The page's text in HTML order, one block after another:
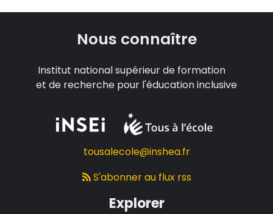
Nous connaître
Institut national supérieur de formation
et de recherche pour l'éducation inclusive
tousalecole@inshea.fr
S'abonner au flux rss
Explorer